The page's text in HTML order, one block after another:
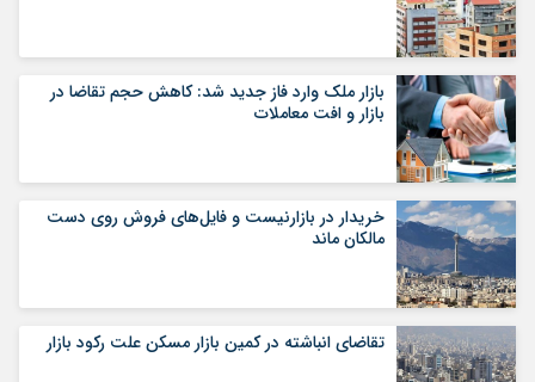
بازار ملک وارد فاز جدید شد: کاهش حجم تقاضا در
بازار و افت معاملات
خریدار در بازارنیست و فایل‌های فروش روی دست
مالکان ماند
تقاضای انباشته در کمین بازار مسکن علت رکود بازار